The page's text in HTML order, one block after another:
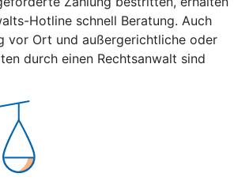
Hotline schnell Beratung. Auch
vor Ort und außergerichtliche oder
durch einen Rechtsanwalt sind